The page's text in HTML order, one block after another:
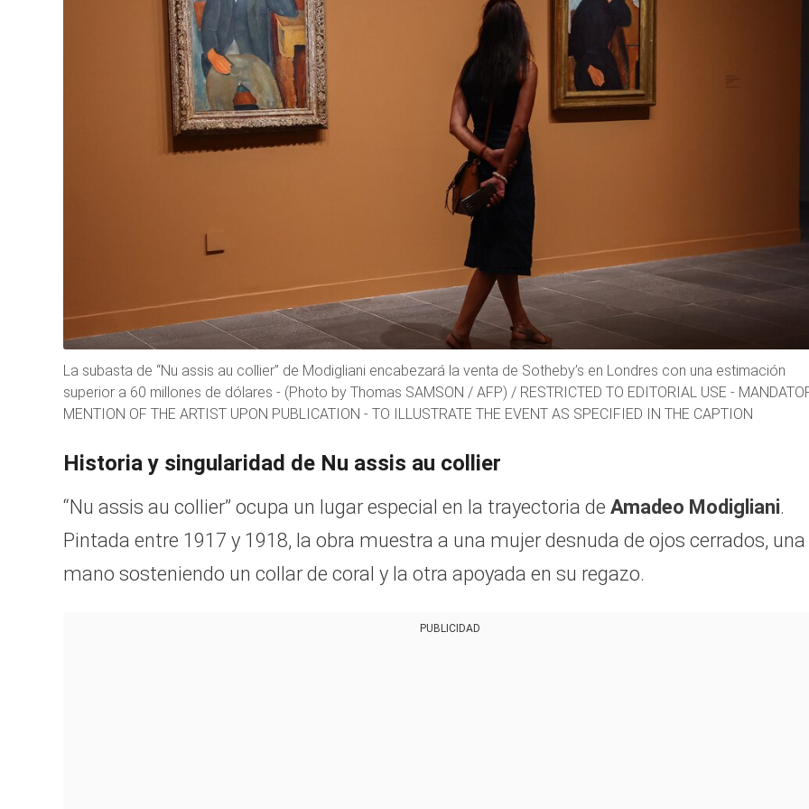
La subasta de “Nu assis au collier” de Modigliani encabezará la venta de Sotheby’s en Londres con una estimación
superior a 60 millones de dólares - (Photo by Thomas SAMSON / AFP) / RESTRICTED TO EDITORIAL USE -
MENTION OF THE ARTIST UPON PUBLICATION - TO ILLUSTRATE THE EVENT AS SPECIFIED IN THE CAPTION
Historia y singularidad de Nu assis au collier
“Nu assis au collier” ocupa un lugar especial en la trayectoria de Amadeo Modigliani.
Pintada entre 1917 y 1918, la obra muestra a una mujer desnuda de ojos cerrados, una
mano sosteniendo un collar de coral y la otra apoyada en su regazo.
PUBLICIDAD